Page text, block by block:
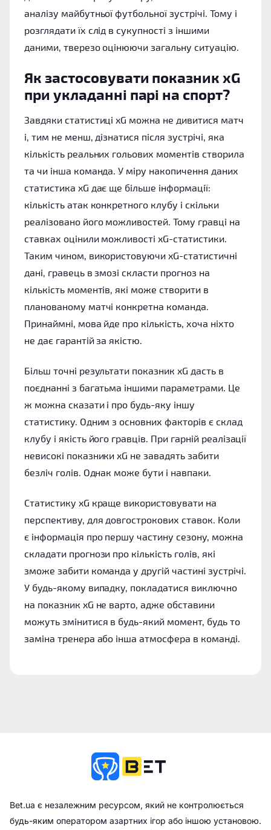
аналізу майбутньої футбольної зустрічі. Тому і
розглядати їх слід в сукупності з іншими
даними, тверезо оцінюючи загальну ситуацію.
Як застосовувати показник xG
при укладанні парі на спорт?
Завдяки статистиці xG можна не дивитися матч
і, тим не менш, дізнатися після зустрічі, яка
кількість реальних гольових моментів створила
та чи інша команда. У міру накопичення даних
статистика xG дає ще більше інформації:
кількість атак конкретного клубу і скільки
реалізовано його можливостей. Тому гравці на
ставках оцінили можливості xG-статистики.
Таким чином, використовуючи xG-статистичні
дані, гравець в змозі скласти прогноз на
кількість моментів, які може створити в
планованому матчі конкретна команда.
Принаймні, мова йде про кількість, хоча ніхто
не дає гарантій за якістю.
Більш точні результати показник xG дасть в
поєднанні з багатьма іншими параметрами. Це
ж можна сказати і про будь-яку іншу
статистику. Одним з основних факторів є склад
клубу і якість його гравців. При гарній реалізації
невисокі показники xG не завадять забити
безліч голів. Однак може бути і навпаки.
Статистику xG краще використовувати на
перспективу, для довгострокових ставок. Коли
є інформація про першу частину сезону, можна
складати прогнози про кількість голів, які
зможе забити команда у другій частині зустрічі.
У будь-якому випадку, покладатися виключно
на показник xG не варто, адже обставини
можуть змінитися в будь-який момент, будь то
заміна тренера або інша атмосфера в команді.
Bet.ua є незалежним ресурсом, який не контролюється
будь-яким оператором азартних ігор або іншою установою.